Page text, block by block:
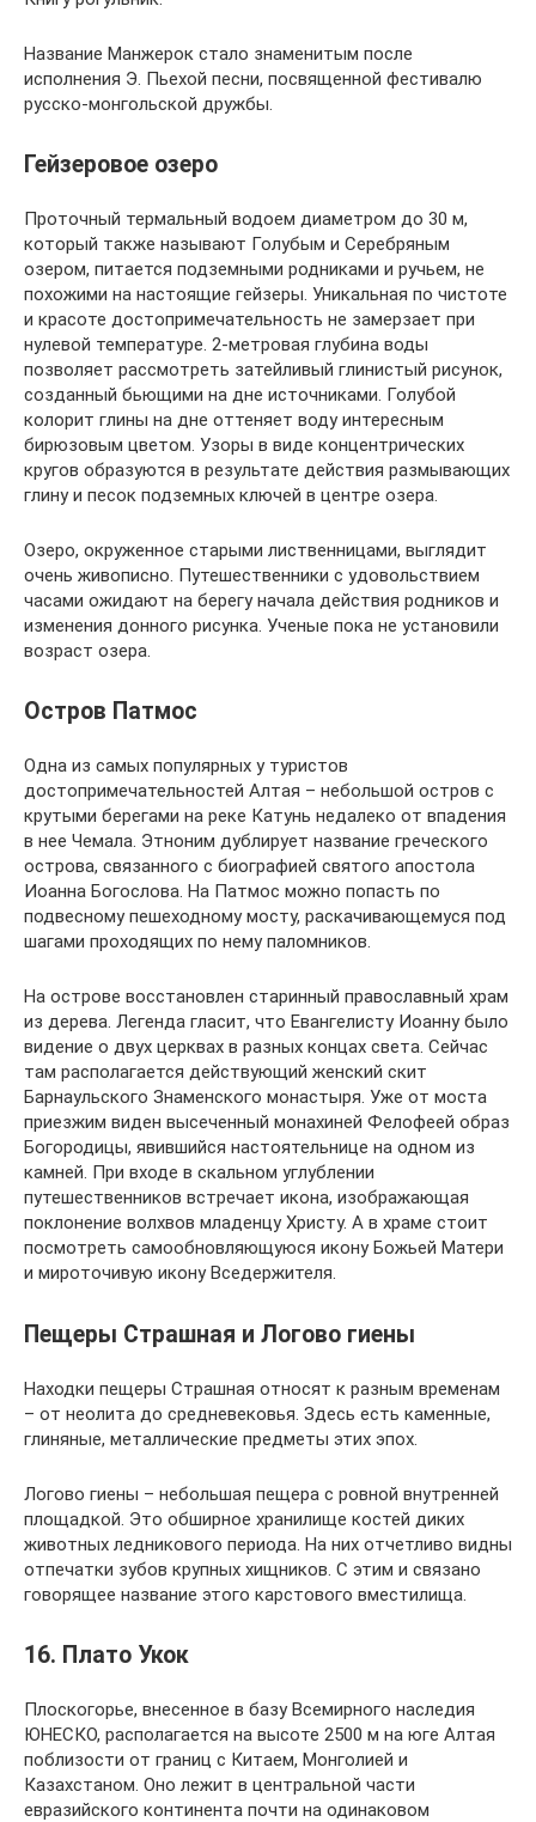
Название Манжерок стало знаменитым после
исполнения Э. Пьехой песни, посвященной фестивалю
русско-монгольской дружбы.
Гейзеровое озеро
Проточный термальный водоем диаметром до 30 м,
который также называют Голубым и Серебряным
озером, питается подземными родниками и ручьем, не
похожими на настоящие гейзеры. Уникальная по чистоте
и красоте достопримечательность не замерзает при
нулевой температуре. 2-метровая глубина воды
позволяет рассмотреть затейливый глинистый рисунок,
созданный бьющими на дне источниками. Голубой
колорит глины на дне оттеняет воду интересным
бирюзовым цветом. Узоры в виде концентрических
кругов образуются в результате действия размывающих
глину и песок подземных ключей в центре озера.
Озеро, окруженное старыми лиственницами, выглядит
очень живописно. Путешественники с удовольствием
часами ожидают на берегу начала действия родников и
изменения донного рисунка. Ученые пока не установили
возраст озера.
Остров Патмос
Одна из самых популярных у туристов
достопримечательностей Алтая – небольшой остров с
крутыми берегами на реке Катунь недалеко от впадения
в нее Чемала. Этноним дублирует название греческого
острова, связанного с биографией святого апостола
Иоанна Богослова. На Патмос можно попасть по
подвесному пешеходному мосту, раскачивающемуся под
шагами проходящих по нему паломников.
На острове восстановлен старинный православный храм
из дерева. Легенда гласит, что Евангелисту Иоанну было
видение о двух церквах в разных концах света. Сейчас
там располагается действующий женский скит
Барнаульского Знаменского монастыря. Уже от моста
приезжим виден высеченный монахиней Фелофеей образ
Богородицы, явившийся настоятельнице на одном из
камней. При входе в скальном углублении
путешественников встречает икона, изображающая
поклонение волхвов младенцу Христу. А в храме стоит
посмотреть самообновляющуюся икону Божьей Матери
и мироточивую икону Вседержителя.
Пещеры Страшная и Логово гиены
Находки пещеры Страшная относят к разным временам
– от неолита до средневековья. Здесь есть каменные,
глиняные, металлические предметы этих эпох.
Логово гиены – небольшая пещера с ровной внутренней
площадкой. Это обширное хранилище костей диких
животных ледникового периода. На них отчетливо видны
отпечатки зубов крупных хищников. С этим и связано
говорящее название этого карстового вместилища.
16. Плато Укок
Плоскогорье, внесенное в базу Всемирного наследия
ЮНЕСКО, располагается на высоте 2500 м на юге Алтая
поблизости от границ с Китаем, Монголией и
Казахстаном. Оно лежит в центральной части
евразийского континента почти на одинаковом